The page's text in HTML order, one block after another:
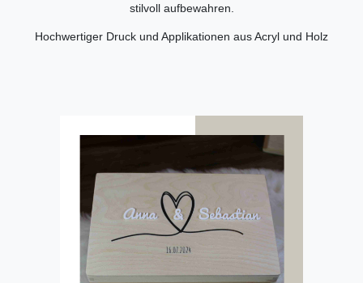
stilvoll aufbewahren.
Hochwertiger Druck und Applikationen aus Acryl und Holz